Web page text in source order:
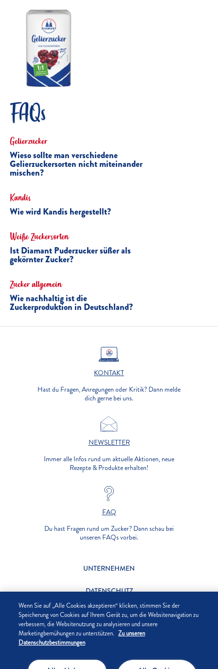
FAQs
Gelierzucker
Wieso sollte man verschiedene
Gelierzuckersorten nicht miteinander
mischen?
Kandis
Wie wird Kandis hergestellt?
Weiße Zuckersorten
Ist Diamant Puderzucker süßer als
gekörnter Zucker?
Zucker allgemein
Wie nachhaltig ist die
Zuckerproduktion in Deutschland?
KONTAKT
Hast du Fragen, Anregungen oder Kritik? Dann melde
dich gerne bei uns.
NEWSLETTER
Immer alle Infos rund um aktuelle Aktionen, neue
Rezepte & Produkte erhalten!
FAQ
Du hast Fragen rund um Zucker? Dann schau bei
unseren FAQs vorbei.
UNTERNEHMEN
DATENSCHUTZ
IMPRESSUM
COOKIE-EINSTELLUNGEN
Wenn Sie auf „Alle Cookies akzeptieren“ klicken, stimmen Sie der
Speicherung von Cookies auf Ihrem Gerät zu, um die Websitenavigation zu
verbessern, die Websitenutzung zu analysieren und unsere
Marketingbemühungen zu unterstützen. Zu unseren
Datenschutzbestimmungen